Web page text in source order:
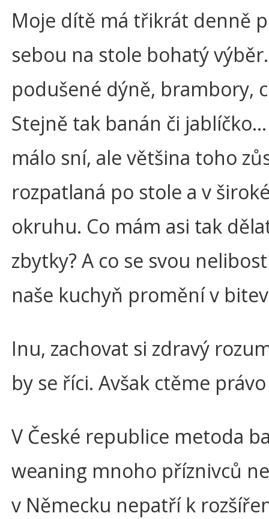
Moje dítě má třikrát denně
sebou na stole bohatý
podušené dýně, brambory,
Stejně tak banán či
málo sní, ale většina toho
rozpatlaná po stole a v
okruhu. Co mám asi tak
zbytky? A co se svou
naše kuchyň promění v
Inu, zachovat si zdravý
by se říci. Avšak ctěme
V České republice metoda
weaning mnoho příznivců
v Německu nepatří k